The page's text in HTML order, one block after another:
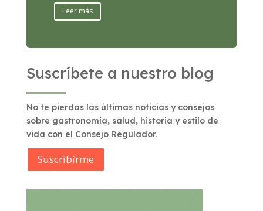
Leer más
Suscríbete a nuestro blog
No te pierdas las últimas noticias y consejos
sobre gastronomía, salud, historia y estilo de
vida con el Consejo Regulador.
Suscribírme